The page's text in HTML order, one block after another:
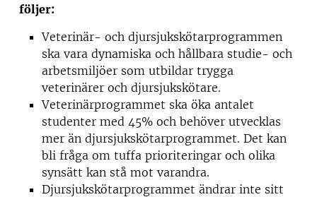
följer:
Veterinär- och djursjukskötarprogrammen
ska vara dynamiska och hållbara studie- och
arbetsmiljöer som utbildar trygga
veterinärer och djursjukskötare.
Veterinärprogrammet ska öka antalet
studenter med 45% och behöver utvecklas
mer än djursjukskötarprogrammet. Det kan
bli fråga om tuffa prioriteringar och olika
synsätt kan stå mot varandra.
Djursjukskötarprogrammet ändrar inte sitt